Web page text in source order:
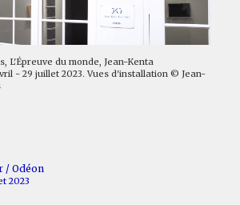
L'Épreuve du monde, Jean-Kenta
- 29 juillet 2023. Vues d'installation © Jean-
/ Odéon
2023